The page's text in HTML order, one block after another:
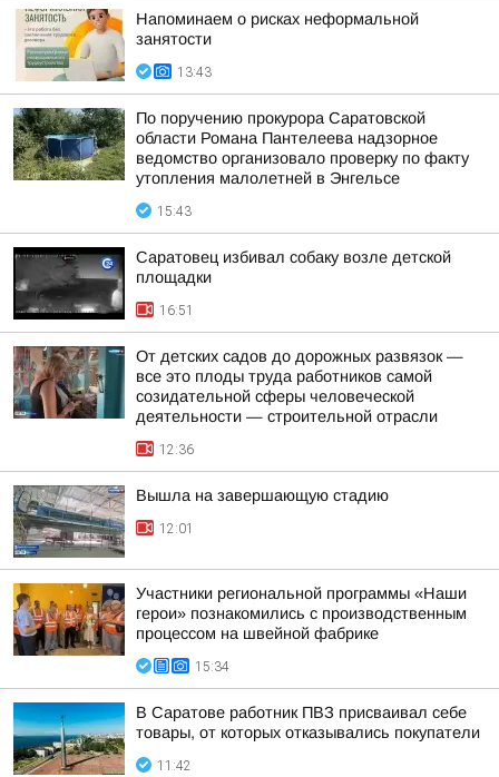
Напоминаем о рисках неформальной
занятости
13:43
По поручению прокурора Саратовской
области Романа Пантелеева надзорное
ведомство организовало проверку по факту
утопления малолетней в Энгельсе
15:43
Саратовец избивал собаку возле детской
площадки
16:51
От детских садов до дорожных развязок —
все это плоды труда работников самой
созидательной сферы человеческой
деятельности — строительной отрасли
12:36
Вышла на завершающую стадию
12:01
Участники региональной программы «Наши
герои» познакомились с производственным
процессом на швейной фабрике
15:34
В Саратове работник ПВЗ присваивал себе
товары, от которых отказывались покупатели
11:42